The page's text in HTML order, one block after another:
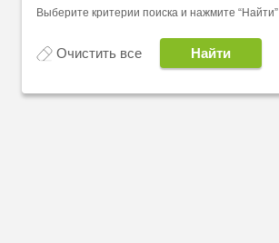
Выберите критерии поиска и нажмите “Найти”
Очистить все